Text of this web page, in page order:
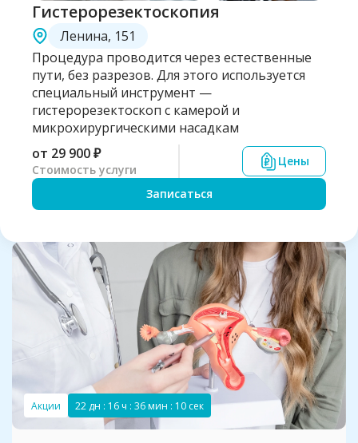
Гистерорезектоскопия
Ленина, 151
Процедура проводится через естественные
пути, без разрезов. Для этого используется
специальный инструмент —
гистерорезектоскоп с камерой и
микрохирургическими насадкам
Стоимость услуги
от 29 900 ₽ Цены
Записаться
Акции 22 дн : 16 ч : 36 мин : 09 сек